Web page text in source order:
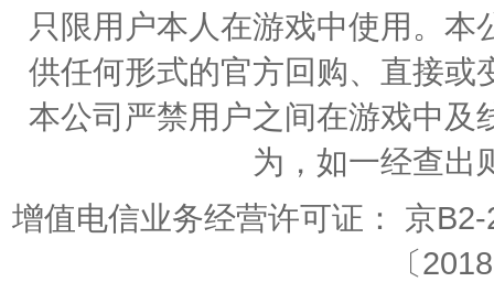
只限用户本人在游戏中使用。
供任何形式的官方回购、直接或
本公司严禁用户之间在游戏中及
为，如一经查出
增值电信业务经营许可证： 京
〔